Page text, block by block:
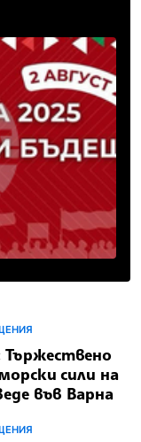
сили на
във Варна